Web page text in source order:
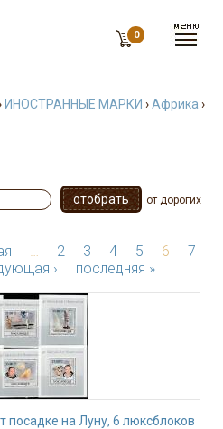
0
ИНОСТРАННЫЕ МАРКИ ›Африка ›
от дорогих
… 2 3 4 5 6
7
› последняя »
посадке на Луну, 6 люксблоков